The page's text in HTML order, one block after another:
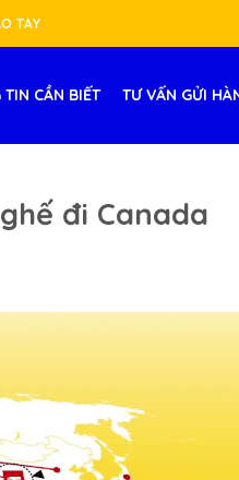
TAY
TIN CẦN BIẾT TƯ VẤN GỬI
đi Canada